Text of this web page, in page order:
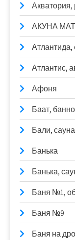
Акватория,
АКУНА
Атлантида,
Атлантис,
Афоня
Баат,
Бали, сауна
Банька
Банька,
Баня №1,
Баня №9
Баня на